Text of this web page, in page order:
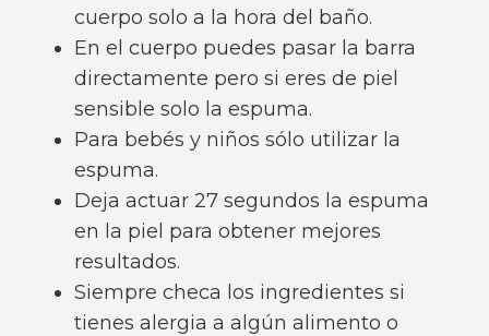
cuerpo solo a la hora del baño.
En el cuerpo puedes pasar la barra
directamente pero si eres de piel
sensible solo la espuma.
Para bebés y niños sólo utilizar la
espuma.
Deja actuar 27 segundos la espuma
en la piel para obtener mejores
resultados.
Siempre checa los ingredientes si
tienes alergia a algún alimento o